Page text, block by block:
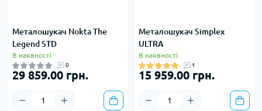
Металошукач Nokta The
Legend STD
В наявності
0
29 859.00 грн.
Металошукач Simplex
ULTRA
В наявності
1
15 959.00 грн.